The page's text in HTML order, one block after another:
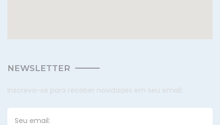
NEWSLETTER
Inscreva-se para receber novidades em seu email: